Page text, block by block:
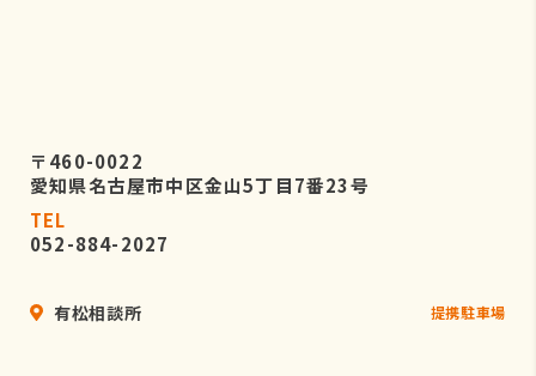
〒460-0022
愛知県名古屋市中区金山5丁目7番23号
TEL
052-884-2027
有松相談所 提携駐車場